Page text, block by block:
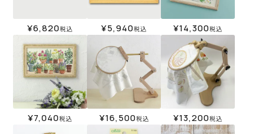
¥6,820税込 ¥5,940税込 ¥14,300税込
¥7,040税込 ¥16,500税込 ¥13,200税込